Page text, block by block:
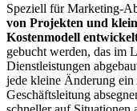
Speziell für Marketing-
von Projekten und
Kostenmodell
gebucht werden, das im
Dienstleistungen
jede kleine Änderung
Geschäftsleitung